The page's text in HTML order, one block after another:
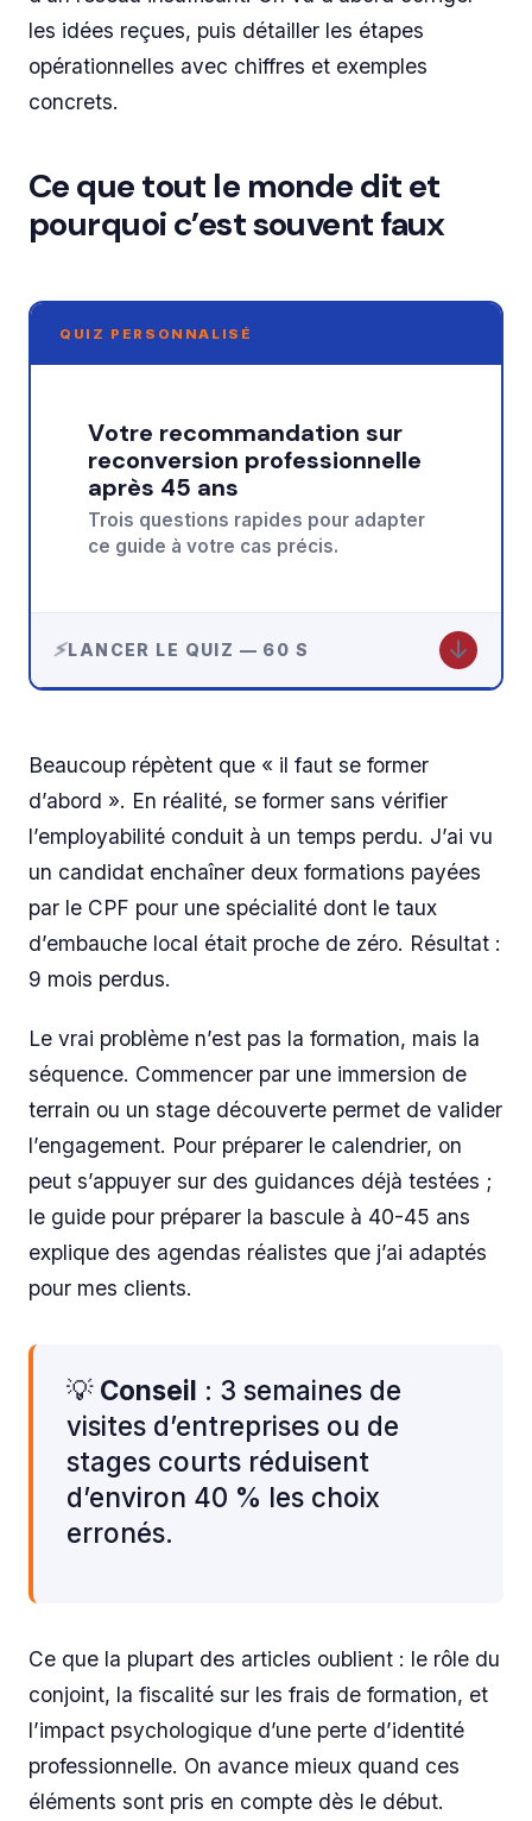
les idées reçues, puis détailler les étapes
opérationnelles avec chiffres et exemples
concrets.
Ce que tout le monde dit et
pourquoi c’est souvent faux
QUIZ PERSONNALISÉ
Votre recommandation sur
reconversion professionnelle
après 45 ans
Trois questions rapides pour adapter
ce guide à votre cas précis.
LANCER LE QUIZ — 60 S ↓
Beaucoup répètent que « il faut se former
d’abord ». En réalité, se former sans vérifier
l’employabilité conduit à un temps perdu. J’ai vu
un candidat enchaîner deux formations payées
par le CPF pour une spécialité dont le taux
d’embauche local était proche de zéro. Résultat :
9 mois perdus.
Le vrai problème n’est pas la formation, mais la
séquence. Commencer par une immersion de
terrain ou un stage découverte permet de valider
l’engagement. Pour préparer le calendrier, on
peut s’appuyer sur des guidances déjà testées ;
le guide pour préparer la bascule à 40-45 ans
explique des agendas réalistes que j’ai adaptés
pour mes clients.
💡 Conseil : 3 semaines de
visites d’entreprises ou de
stages courts réduisent
d’environ 40 % les choix
erronés.
Ce que la plupart des articles oublient : le rôle du
conjoint, la fiscalité sur les frais de formation, et
l’impact psychologique d’une perte d’identité
professionnelle. On avance mieux quand ces
éléments sont pris en compte dès le début.